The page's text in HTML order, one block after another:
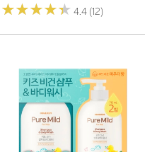
★★★★★
★★★★★ 4.4 (12)